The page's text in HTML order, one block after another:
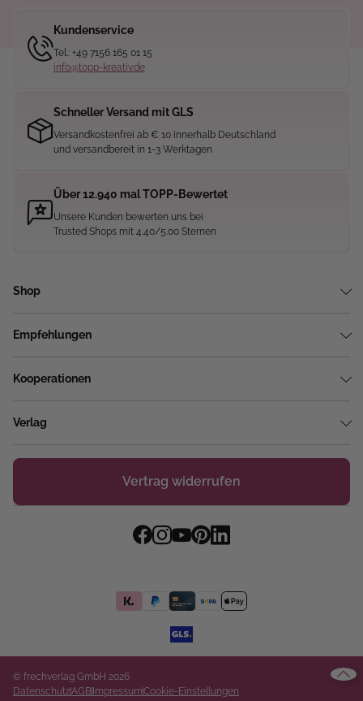
Kundenservice
Tel.: +49 7156 165 01 15
info@topp-kreativ.de
Schneller Versand mit GLS
Versandkostenfrei ab € 10 innerhalb Deutschland
und versandbereit in 1-3 Werktagen
Über 12.940 mal TOPP-Bewertet
Unsere Kunden bewerten uns bei
Trusted Shops mit 4.40/5.00 Sternen
Shop
Empfehlungen
Kooperationen
Verlag
Vertrag widerrufen
© frechverlag GmbH 2026
DatenschutzAGB ImpressumCookie-Einstellungen